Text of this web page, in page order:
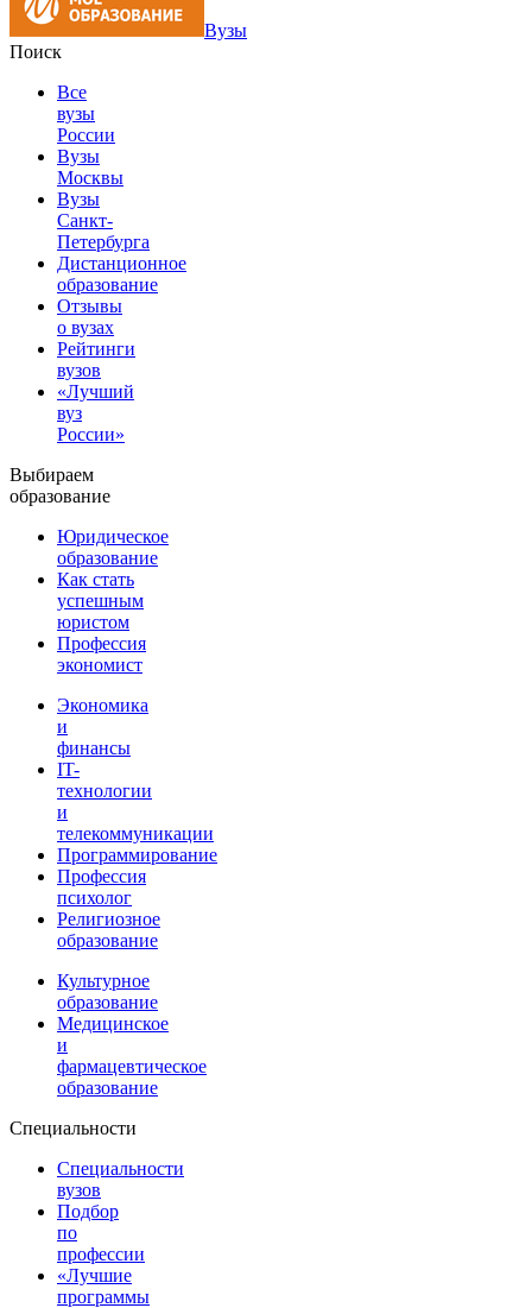
Вузы
Поиск
Все
вузы
России
Вузы
Москвы
Вузы
Санкт-
Петербурга
Дистанционное
образование
Отзывы
о вузах
Рейтинги
вузов
«Лучший
вуз
России»
Выбираем
образование
Юридическое
образование
Как стать
успешным
юристом
Профессия
экономист
Экономика
и
финансы
IT-
технологии
и
телекоммуникации
Программирование
Профессия
психолог
Религиозное
образование
Культурное
образование
Медицинское
и
фармацевтическое
образование
Специальности
Специальности
вузов
Подбор
по
профессии
«Лучшие
программы